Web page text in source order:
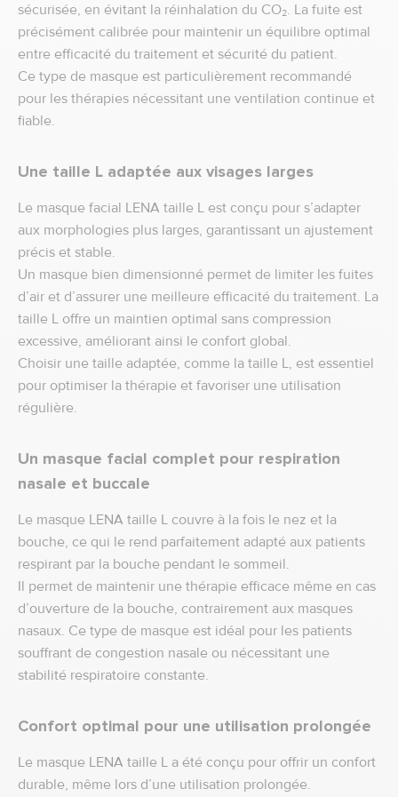
sécurisée, en évitant la réinhalation du CO₂. La fuite est
précisément calibrée pour maintenir un équilibre optimal
entre efficacité du traitement et sécurité du patient.
Ce type de masque est particulièrement recommandé
pour les thérapies nécessitant une ventilation continue et
fiable.
Une taille L adaptée aux visages larges
Le masque facial LENA taille L est conçu pour s’adapter
aux morphologies plus larges, garantissant un ajustement
précis et stable.
Un masque bien dimensionné permet de limiter les fuites
d’air et d’assurer une meilleure efficacité du traitement. La
taille L offre un maintien optimal sans compression
excessive, améliorant ainsi le confort global.
Choisir une taille adaptée, comme la taille L, est essentiel
pour optimiser la thérapie et favoriser une utilisation
régulière.
Un masque facial complet pour respiration
nasale et buccale
Le masque LENA taille L couvre à la fois le nez et la
bouche, ce qui le rend parfaitement adapté aux patients
respirant par la bouche pendant le sommeil.
Il permet de maintenir une thérapie efficace même en cas
d’ouverture de la bouche, contrairement aux masques
nasaux. Ce type de masque est idéal pour les patients
souffrant de congestion nasale ou nécessitant une
stabilité respiratoire constante.
Confort optimal pour une utilisation prolongée
Le masque LENA taille L a été conçu pour offrir un confort
durable, même lors d’une utilisation prolongée.